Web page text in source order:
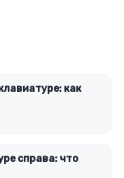
как
справа: что